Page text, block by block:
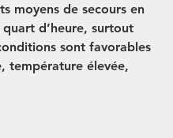
moyens de secours en
quart d’heure, surtout
sont favorables
température élevée,